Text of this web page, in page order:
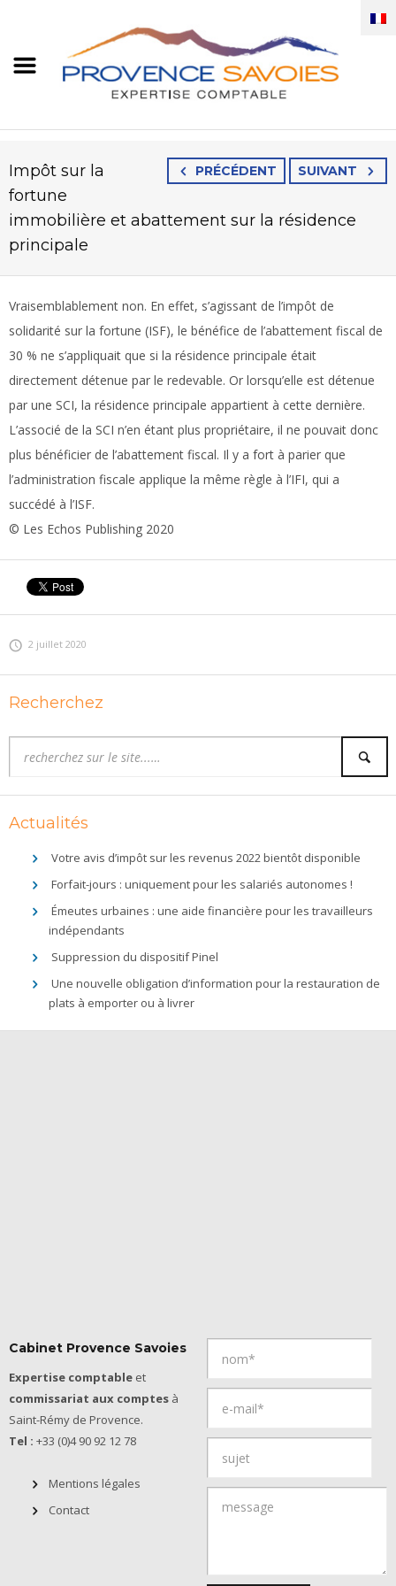
PRÉCÉDENT SUIVANT
Impôt sur la
fortune
immobilière et abattement sur la résidence
principale
Vraisemblablement non. En effet, s’agissant de l’impôt de
solidarité sur la fortune (ISF), le bénéfice de l’abattement fiscal de
30 % ne s’appliquait que si la résidence principale était
directement détenue par le redevable. Or lorsqu’elle est détenue
par une SCI, la résidence principale appartient à cette dernière.
L’associé de la SCI n’en étant plus propriétaire, il ne pouvait donc
plus bénéficier de l’abattement fiscal. Il y a fort à parier que
l’administration fiscale applique la même règle à l’IFI, qui a
succédé à l’ISF.
© Les Echos Publishing 2020
2 juillet 2020
Recherchez
Actualités
Votre avis d’impôt sur les revenus 2022 bientôt disponible
Forfait-jours : uniquement pour les salariés autonomes !
Émeutes urbaines : une aide financière pour les travailleurs
indépendants
Suppression du dispositif Pinel
Une nouvelle obligation d’information pour la restauration de
plats à emporter ou à livrer
Cabinet Provence Savoies
Expertise comptable et
commissariat aux comptes à
Saint-Rémy de Provence.
Tel : +33 (0)4 90 92 12 78
Mentions légales
Contact